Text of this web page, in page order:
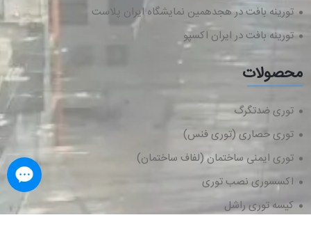
تورینه بافت در هجدهمین نمایشگاه ایران پلاست
تورینه بافت در ایران اکسپو
محصولات
توری ضدتگرگ
توری حصاری (توری فنس)
توری ایمنی ساختمان (لفاف ساختمان)
اکسسوری نصب توری
کیسه توری راشل